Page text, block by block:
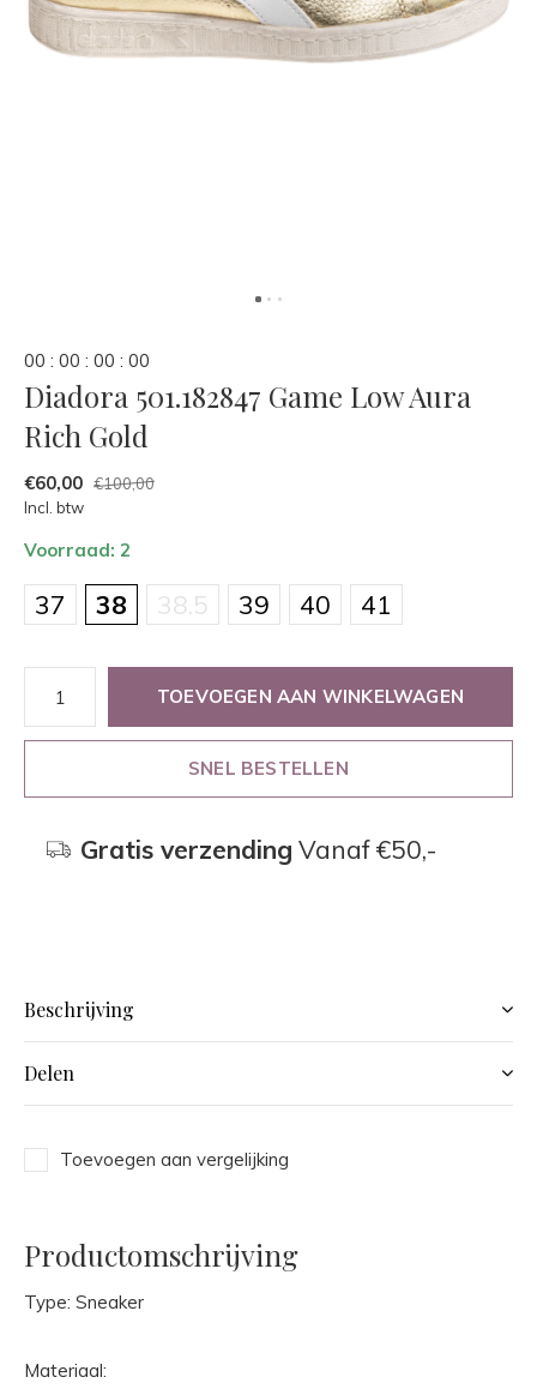
00 : 00 : 00 : 00
Diadora 501.182847 Game Low Aura
Rich Gold
€60,00 €100,00
Incl. btw
Voorraad: 2
37 38 38.5 39 40 41
TOEVOEGEN AAN WINKELWAGEN
SNEL BESTELLEN
Gratis verzending Vanaf €50,-
Beschrijving
Delen
Toevoegen aan vergelijking
Productomschrijving
Type: Sneaker
Materiaal: